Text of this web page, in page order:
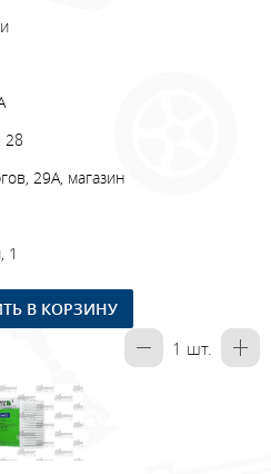
28
29А, магазин
1
В КОРЗИНУ
1 шт.